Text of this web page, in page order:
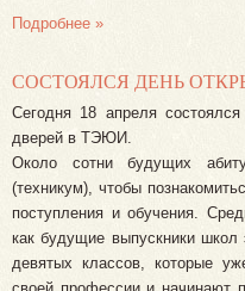
Подробнее »
СОСТОЯЛСЯ ДЕНЬ
Сегодня 18 апреля
дверей в ТЭЮИ.
Около сотни будущих
(техникум), чтобы
поступления и обучения.
как будущие выпускники
девятых классов, которые